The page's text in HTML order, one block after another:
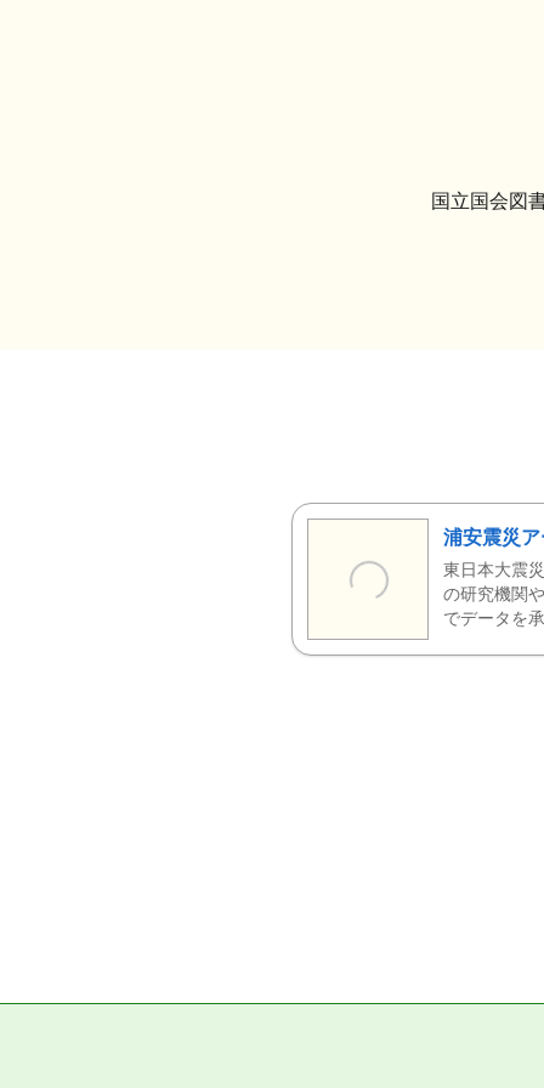
国立国会図
浦安震災ア
東日本大震
の研究機関
でデータを